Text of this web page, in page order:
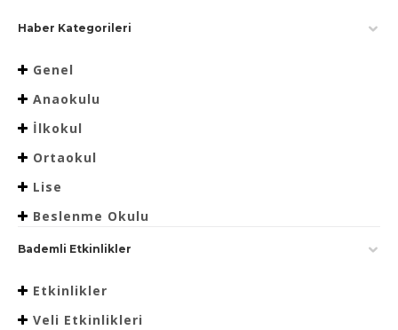
Haber Kategorileri
Genel
Anaokulu
İlkokul
Ortaokul
Lise
Beslenme Okulu
Bademli Etkinlikler
Etkinlikler
Veli Etkinlikleri